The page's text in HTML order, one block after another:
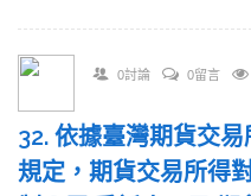
0討論 0留言
32. 依據臺灣期貨交
規定，期貨交易所得